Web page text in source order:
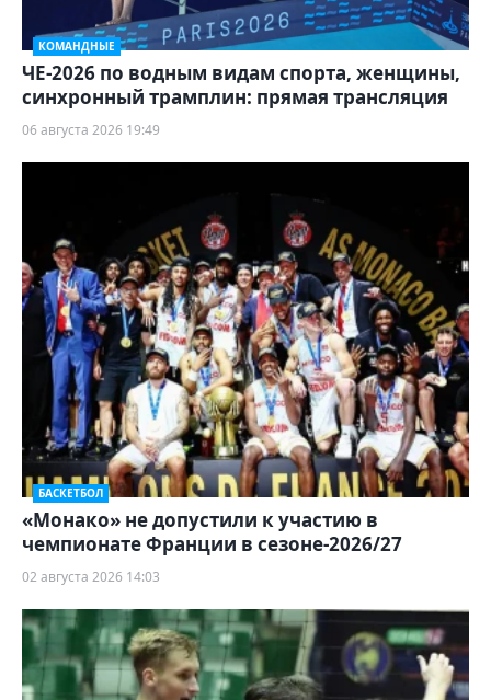
КОМАНДНЫЕ
ЧЕ-2026 по водным видам спорта, женщины,
синхронный трамплин: прямая трансляция
06 августа 2026 19:49
БАСКЕТБОЛ
«Монако» не допустили к участию в
чемпионате Франции в сезоне-2026/27
02 августа 2026 14:03